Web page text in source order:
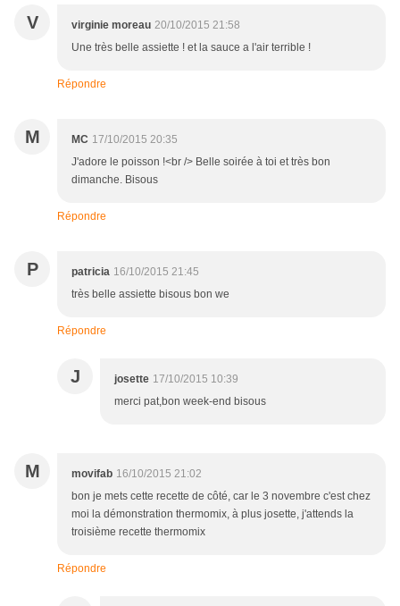
V virginie moreau 20/10/2015 21:58
Une très belle assiette ! et la sauce a l'air terrible !
Répondre
M MC 17/10/2015 20:35
J'adore le poisson !<br /> Belle soirée à toi et très bon
dimanche. Bisous
Répondre
P patricia 16/10/2015 21:45
très belle assiette bisous bon we
Répondre
J josette 17/10/2015 10:39
merci pat,bon week-end bisous
M movifab 16/10/2015 21:02
bon je mets cette recette de côté, car le 3 novembre c'est chez
moi la démonstration thermomix, à plus josette, j'attends la
troisième recette thermomix
Répondre